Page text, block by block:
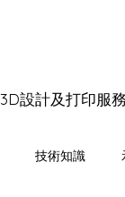
3D設計及打印服務
技術知識